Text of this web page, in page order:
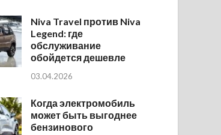
Niva Travel против Niva
Legend: где
обслуживание
обойдется дешевле
03.04.2026
Когда электромобиль
может быть выгоднее
бензинового